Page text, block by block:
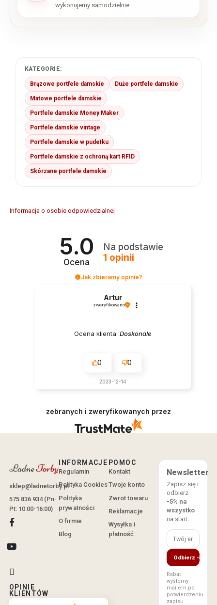
wykonujemy samodzielnie.
KATEGORIE:
Brązowe portfele damskie Duże portfele damskie
Matowe portfele damskie
Portfele damskie Money Maker
Portfele damskie vintage
Portfele damskie w pudełku
Portfele damskie z ochroną kart RFID
Skórzane portfele damskie
Informacja o osobie odpowiedzialnej
5.0
Ocena
Na podstawie
1 opinii
Jak zbieramy opinie?
Artur
zweryfikowano
Ocena klienta: Doskonale
0 0
2023-12-14
zebranych i zweryfikowanych przez
sklep@ladnetorby.pl
575 836 934 (Pn-
Pt: 10:00-16:00)
OPINIE
KLIENTÓW
INFORMACJE
Regulamin
Polityka Cookies
Polityka
prywatności
O firmie
Blog
POMOC
Kontakt
Twoje konto
Zwrot towaru
Reklamacje
Wysyłka i
płatność
Newsletter
Zapisz się i
odbierz
-5% na
wszystko
na start.
Odbierz -5%
Rabat
wyślemy
mailem po
potwierdzeniu
zapisu